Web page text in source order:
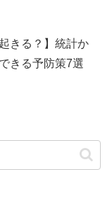
きる？】統計か
きる予防策7選